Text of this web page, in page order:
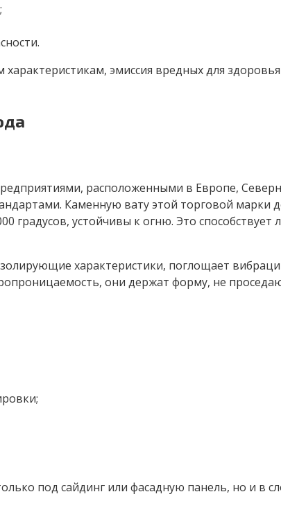
эмиссия вредных для
расположенными в Европе,
Каменную вату этой торговой марки
градусов, устойчивы к огню. Это
характеристики, поглощает
они держат форму, не
под сайдинг или фасадную панель, но и в